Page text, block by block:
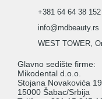
+381 64 64 38 152
info@mdbeauty.rs
WEST TOWER,
Glavno sedište firme:
Mikodental d.o.o.
Stojana Novakovića 19
15000 Šabac/Srbija